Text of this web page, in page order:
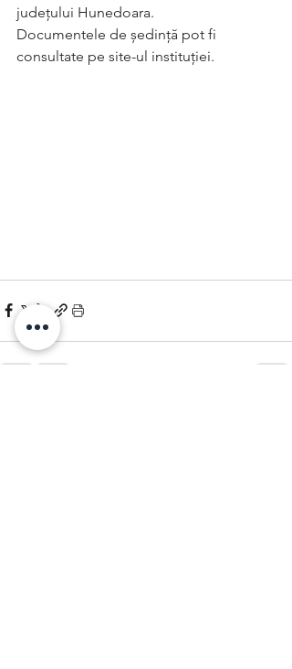
județului Hunedoara.
Documentele de ședință pot fi
consultate pe site-ul instituției.